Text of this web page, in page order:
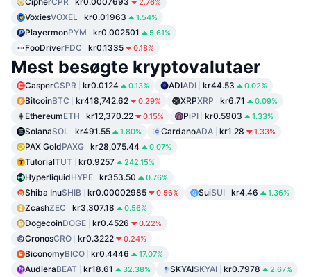
2.76%
VoxiesVOXEL kr0.01963 1.54%
PlayermonPYM kr0.002501 5.61%
FooDriverFDC kr0.1335 0.18%
Mest besøgte kryptovalutaer
CasperCSPR kr0.0124 0.13% ADIADI kr44.53 0.02%
BitcoinBTC kr418,742.62 0.29% XRPXRP kr6.71 0.09%
EthereumETH kr12,370.22 0.15% PiPI kr0.5903 1.33%
SolanaSOL kr491.55 1.80% CardanoADA kr1.28 1.33%
PAX GoldPAXG kr28,075.44 0.07%
TutorialTUT kr0.9257 242.15%
HyperliquidHYPE kr353.50 0.76%
Shiba InuSHIB kr0.00002985 0.56% SuiSUI kr4.46 1.36%
ZcashZEC kr3,307.18 0.56%
DogecoinDOGE kr0.4526 0.22%
CronosCRO kr0.3222 0.24%
BiconomyBICO kr0.4446 17.07%
AudieraBEAT kr18.61 32.38% SKYAISKYAI kr0.7978 2.67%